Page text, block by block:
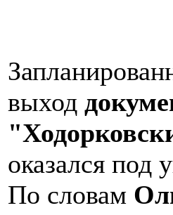
выход
оказался под
По словам